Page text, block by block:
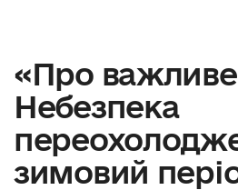
«Про
Небезпека
зимовий